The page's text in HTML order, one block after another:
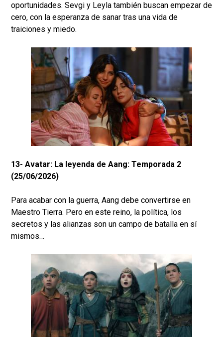
oportunidades. Sevgi y Leyla también buscan empezar de
cero, con la esperanza de sanar tras una vida de
traiciones y miedo.
13- Avatar: La leyenda de Aang: Temporada 2
(25/06/2026)
Para acabar con la guerra, Aang debe convertirse en
Maestro Tierra. Pero en este reino, la política, los
secretos y las alianzas son un campo de batalla en sí
mismos…